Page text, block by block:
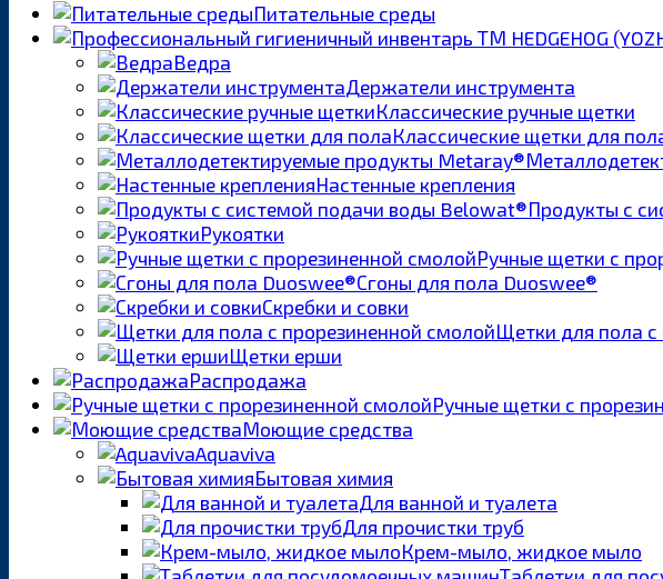
Питательные среды
Ведра
Держатели инструмента
Классические ручные щетки
Классические щетки для
Настенные крепления
Продукты с
Рукоятки
Ручные щетки с
Сгоны для пола Duoswee®
Скребки и совки
Щетки для пола
Щетки ерши
Распродажа
Ручные щетки с
Моющие средства
Aquaviva
Бытовая химия
Для ванной и туалета
Для прочистки труб
Крем-мыло, жидкое мыло